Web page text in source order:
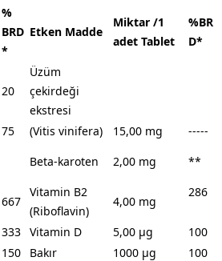
%
BRD
*
Etken Madde
Miktar /1
adet Tablet
%BR
D*
20
Üzüm
çekirdeği
ekstresi
75 (Vitis vinifera) 15,00 mg
-----
Beta-karoten 2,00 mg
**
667
Vitamin B2
(Riboflavin)
4,00 mg
286
333 Vitamin D 5,00 µg
100
150 Bakır 1000 µg
100